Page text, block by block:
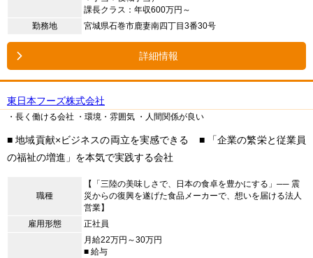
課長クラス：年収600万円～
勤務地
宮城県石巻市鹿妻南四丁目3番30号
詳細情報
東日本フーズ株式会社
・長く働ける会社 ・環境・雰囲気 ・人間関係が良い
■ 地域貢献×ビジネスの両立を実感できる ■ 「企業の繁栄と従業員
の福祉の増進」を本気で実践する会社
職種
【「三陸の美味しさで、日本の食卓を豊かにする」── 震
災からの復興を遂げた食品メーカーで、想いを届ける法人
営業】
雇用形態
正社員
月給22万円～30万円
■ 給与